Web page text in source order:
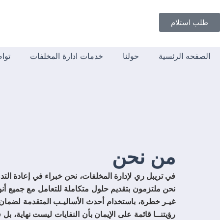
المحتوى
طلب استلام
الصفحه الرئسية حولنا خدمات ادارة المخلفات
من نحن
في تريبل ري لإدارة المخلفات، نحن خبراء في إعادة
نحن ملتزمون بتقديم حلول متكاملة للتعامل مع جميع
غيـر خطرة، باستخدام أحدث الأساليـب المتقدمة
رؤيتنــا قائمة على الإيمان بأن النفايات ليست